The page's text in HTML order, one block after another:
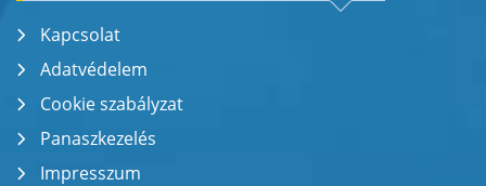
Kapcsolat
Adatvédelem
Cookie szabályzat
Panaszkezelés
Impresszum